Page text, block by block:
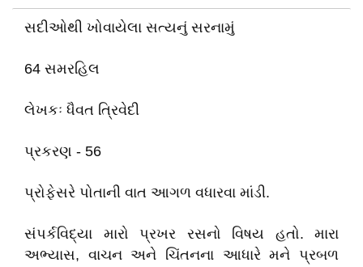
સદીઓથી ખોવાયેલા સત્યનું સરનામું
64 સમરહિલ
લેખકઃ ધૈવત ત્રિવેદી
પ્રકરણ - 56
પ્રોફેસરે પોતાની વાત આગળ વધારવા માંડી.
સંપર્કવિદ્યા મારો પ્રખર રસનો વિષય હતો. મારા
અભ્યાસ, વાચન અને ચિંતનના આધારે મને પ્રબળ